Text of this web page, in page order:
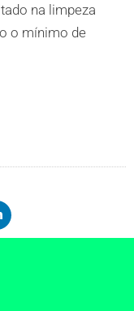
na limpeza
o mínimo de